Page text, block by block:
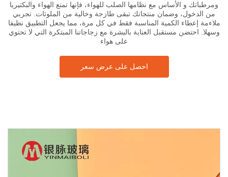
ومرطباتك و الأساس مع نظامها الصلب للهواء، فإنها تمنع الهواء والبكتيريا
من الدخول، وضمان منتجاتك تبقى طازجة وخالية من الملوثات. تجربي
ملاءمة إعطاء الكمية المناسبة فقط في كل مرة، مما يجعل التطبيق نظيفا
وسهلا. احتضن مستقبل العناية بالبشرة مع زجاجاتنا المبتكرة التي لا تحتوي
على هواء
احصل على عرض سعر